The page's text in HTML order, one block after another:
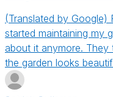
(Translated by Google)
started maintaining my
about it anymore.
the garden looks